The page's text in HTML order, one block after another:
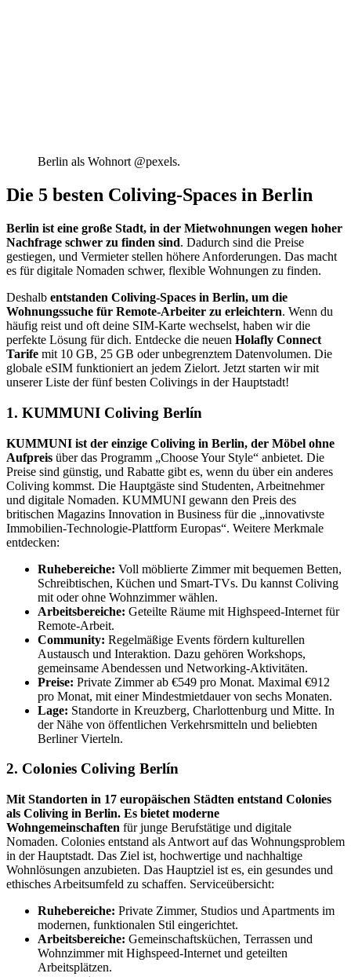
Berlin als Wohnort @pexels.
Die 5 besten Coliving-Spaces in Berlin
Berlin ist eine große Stadt, in der Mietwohnungen wegen hoher
Nachfrage schwer zu finden sind. Dadurch sind die Preise
gestiegen, und Vermieter stellen höhere Anforderungen. Das macht
es für digitale Nomaden schwer, flexible Wohnungen zu finden.
Deshalb entstanden Coliving-Spaces in Berlin, um die
Wohnungssuche für Remote-Arbeiter zu erleichtern. Wenn du
häufig reist und oft deine SIM-Karte wechselst, haben wir die
perfekte Lösung für dich. Entdecke die neuen Holafly Connect
Tarife mit 10 GB, 25 GB oder unbegrenztem Datenvolumen. Die
globale eSIM funktioniert an jedem Zielort. Jetzt starten wir mit
unserer Liste der fünf besten Colivings in der Hauptstadt!
1. KUMMUNI Coliving Berlín
KUMMUNI ist der einzige Coliving in Berlin, der Möbel ohne
Aufpreis über das Programm „Choose Your Style“ anbietet. Die
Preise sind günstig, und Rabatte gibt es, wenn du über ein anderes
Coliving kommst. Die Hauptgäste sind Studenten, Arbeitnehmer
und digitale Nomaden. KUMMUNI gewann den Preis des
britischen Magazins Innovation in Business für die „innovativste
Immobilien-Technologie-Plattform Europas“. Weitere Merkmale
entdecken:
Ruhebereiche: Voll möblierte Zimmer mit bequemen Betten,
Schreibtischen, Küchen und Smart-TVs. Du kannst Coliving
mit oder ohne Wohnzimmer wählen.
Arbeitsbereiche: Geteilte Räume mit Highspeed-Internet für
Remote-Arbeit.
Community: Regelmäßige Events fördern kulturellen
Austausch und Interaktion. Dazu gehören Workshops,
gemeinsame Abendessen und Networking-Aktivitäten.
Preise: Private Zimmer ab €549 pro Monat. Maximal €912
pro Monat, mit einer Mindestmietdauer von sechs Monaten.
Lage: Standorte in Kreuzberg, Charlottenburg und Mitte. In
der Nähe von öffentlichen Verkehrsmitteln und beliebten
Berliner Vierteln.
2. Colonies Coliving Berlín
Mit Standorten in 17 europäischen Städten entstand Colonies
als Coliving in Berlin. Es bietet moderne
Wohngemeinschaften für junge Berufstätige und digitale
Nomaden. Colonies entstand als Antwort auf das Wohnungsproblem
in der Hauptstadt. Das Ziel ist, hochwertige und nachhaltige
Wohnlösungen anzubieten. Das Hauptziel ist es, ein gesundes und
ethisches Arbeitsumfeld zu schaffen. Serviceübersicht:
Ruhebereiche: Private Zimmer, Studios und Apartments im
modernen, funktionalen Stil eingerichtet.
Arbeitsbereiche: Gemeinschaftsküchen, Terrassen und
Wohnzimmer mit Highspeed-Internet und geteilten
Arbeitsplätzen.